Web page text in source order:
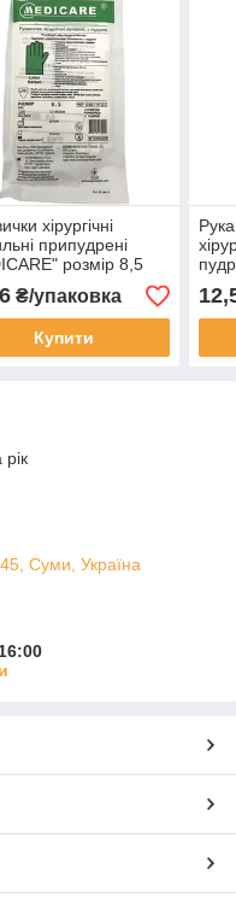
хірургічні
припудрені
розмір 8,5
уп)
₴/упаковка
Купити
Суми, Україна